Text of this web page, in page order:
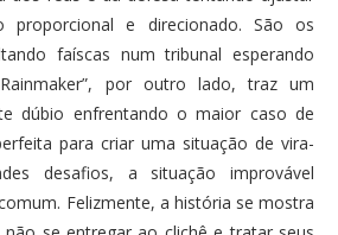
proporcional e direcionado. São os
faíscas num tribunal esperando
por outro lado, traz um
dúbio enfrentando o maior caso de
para criar uma situação de vira-
desafios, a situação improvável
Felizmente, a história se mostra